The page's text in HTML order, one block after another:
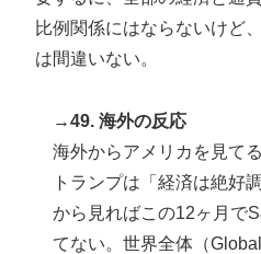
比例関係にはならないけど
は間違いない。
→49. 海外の反応
海外からアメリカを見て
トランプは「経済は絶好
から見ればこの12ヶ月で
てない。世界全体（